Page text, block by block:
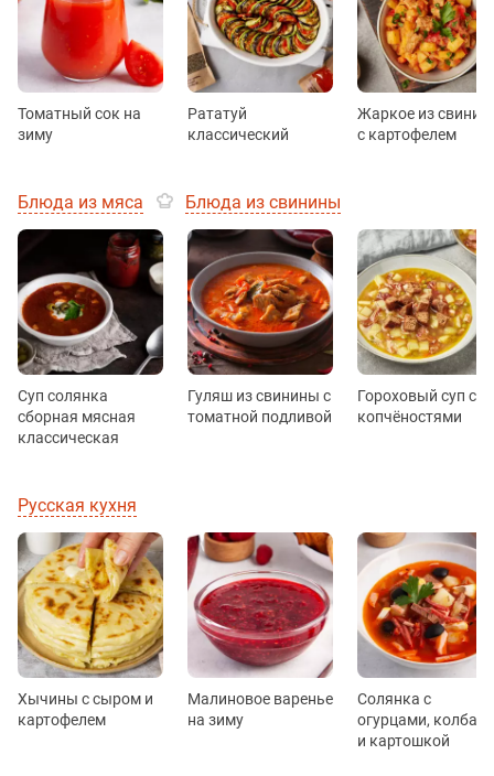
Томатный сок на
зиму
Рататуй
классический
Жаркое из
с картофелем
Блюда из мяса Блюда из свинины
Суп солянка
сборная мясная
классическая
Гуляш из свинины с
томатной подливой
Гороховый суп с
копчёностями
Русская кухня
Хычины с сыром и
картофелем
Малиновое варенье
на зиму
Солянка с
огурцами,
и картошкой